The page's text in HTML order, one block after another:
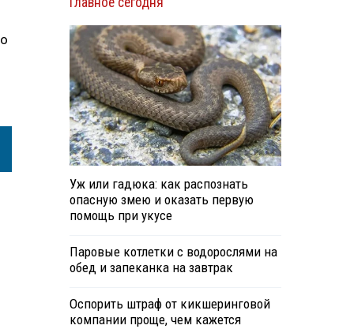
Уж или гадюка: как распознать
опасную змею и оказать первую
помощь при укусе
Паровые котлетки с водорослями на
обед и запеканка на завтрак
Оспорить штраф от кикшеринговой
компании проще, чем кажется